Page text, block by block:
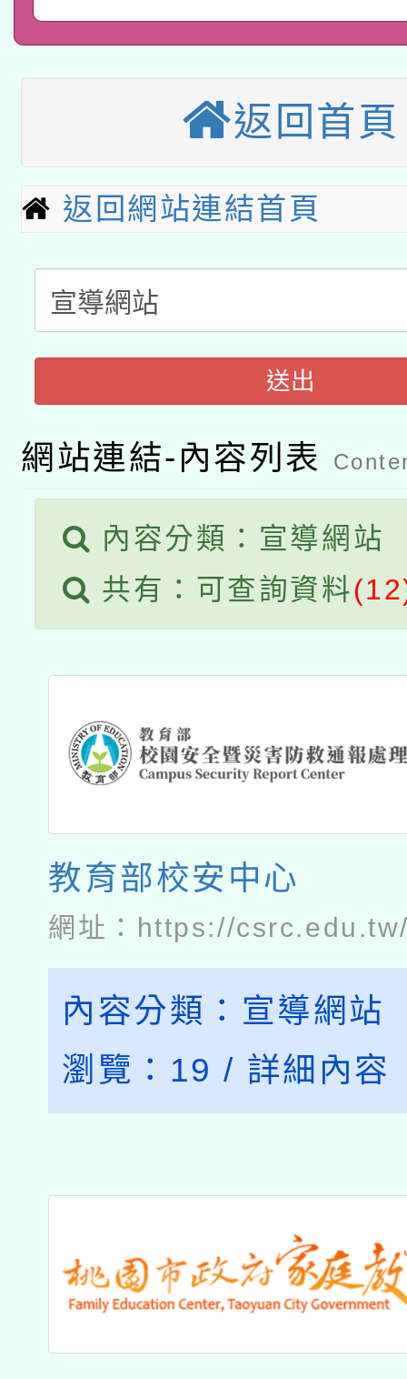
開 智慧啟航」
本校115學年度第2次
招甄選結果公告(無人
適應運動共學行動站研
本館辦理115年度閱讀
暨閱讀推動專業研習
科技賦能─人工智慧
礎課程
A3數位素養講師名單
「數位內容與教學軟體
pilot」
有關大陸委員會函釋公
薪期間赴陸應申請許可
轉知經濟部水利署委託
業技術研究院辦理「
用水績優單位及節水達
動」
115年8月22日(星期六
桃園市孔廟祈福系列
2026年桃園地景藝術
返回首頁
返回網站連結首頁
送出
網站連結-內容列表
內容分類：宣導網站
共有：可查詢資料
教育部校安中心
網址： https://
內容分類： 宣導網站
瀏覽： 19 / 詳細內容